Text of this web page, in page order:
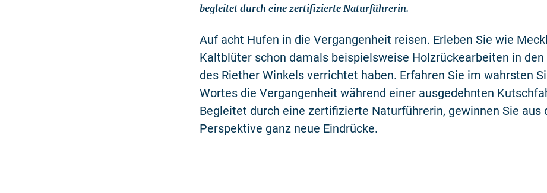
begleitet durch eine zertifizierte Naturführerin.
Auf acht Hufen in die Vergangenheit reisen. Erleben Sie wie
Kaltblüter schon damals beispielsweise Holzrückearbeiten in den
des Riether Winkels verrichtet haben. Erfahren Sie im wahrsten
Wortes die Vergangenheit während einer ausgedehnten
Begleitet durch eine zertifizierte Naturführerin, gewinnen Sie aus
Perspektive ganz neue Eindrücke.